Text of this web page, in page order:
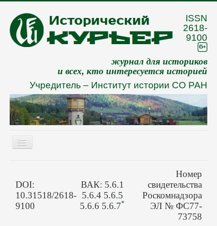
ISSN
2618-
9100
журнал для историков
и всех, кто интересуется историей
Учредитель – Институт истории СО РАН
Включить/
О журнале
Архив
DOI:
10.31518/2618-
9100
ВАК: 5.6.1
5.6.4 5.6.5
5.6.6 5.6.7*
Номер
свидетельства
Роскомнадзора
ЭЛ № ФС77-
73758